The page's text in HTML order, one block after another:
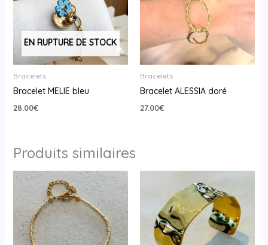
EN RUPTURE DE STOCK
Bracelets
Bracelet MELIE bleu
28.00€
Bracelets
Bracelet ALESSIA doré
27.00€
Produits similaires